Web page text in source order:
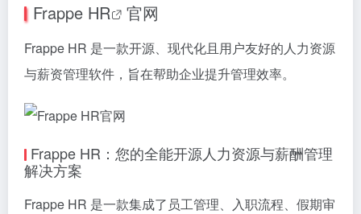
Frappe HR 官网
Frappe HR 是一款开源、现代化且用户友好的人力资源
与薪资管理软件，旨在帮助企业提升管理效率。
Frappe HR：您的全能开源人力资源与薪酬管理
解决方案
Frappe HR 是一款集成了员工管理、入职流程、假期审